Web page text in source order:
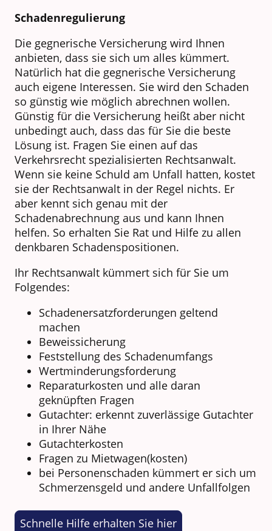
Schadenregulierung
Die gegnerische Versicherung wird Ihnen
anbieten, dass sie sich um alles kümmert.
Natürlich hat die gegnerische Versicherung
auch eigene Interessen. Sie wird den Schaden
so günstig wie möglich abrechnen wollen.
Günstig für die Versicherung heißt aber nicht
unbedingt auch, dass das für Sie die beste
Lösung ist. Fragen Sie einen auf das
Verkehrsrecht spezialisierten Rechtsanwalt.
Wenn sie keine Schuld am Unfall hatten, kostet
sie der Rechtsanwalt in der Regel nichts. Er
aber kennt sich genau mit der
Schadenabrechnung aus und kann Ihnen
helfen. So erhalten Sie Rat und Hilfe zu allen
denkbaren Schadenspositionen.
Ihr Rechtsanwalt kümmert sich für Sie um
Folgendes:
Schadenersatzforderungen geltend
machen
Beweissicherung
Feststellung des Schadenumfangs
Wertminderungsforderung
Reparaturkosten und alle daran
geknüpften Fragen
Gutachter: erkennt zuverlässige Gutachter
in Ihrer Nähe
Gutachterkosten
Fragen zu Mietwagen(kosten)
bei Personenschaden kümmert er sich um
Schmerzensgeld und andere Unfallfolgen
Schnelle Hilfe erhalten Sie hier